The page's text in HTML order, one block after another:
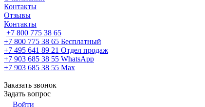
Контакты
Отзывы
Контакты
+7 800 775 38 65
+7 800 775 38 65 Бесплатный
+7 495 641 89 21 Отдел продаж
+7 903 685 38 55 WhatsApp
+7 903 685 38 55 Max
Заказать звонок
Задать вопрос
Войти